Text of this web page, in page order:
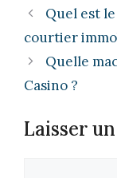
Quel est
courtier
Quelle
Casino ?
Laisser